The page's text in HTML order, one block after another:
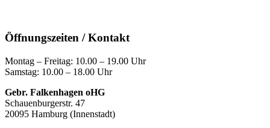
Öffnungszeiten / Kontakt
Montag – Freitag: 10.00 – 19.00 Uhr
Samstag: 10.00 – 18.00 Uhr
Gebr. Falkenhagen oHG
Schauenburgerstr. 47
20095 Hamburg (Innenstadt)